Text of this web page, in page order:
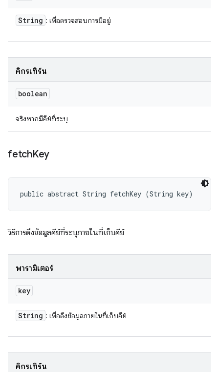
String : เพื่อตรวจสอบการมีอยู่
คิกรีเทิร์น
boolean
จริงหากมีคีย์ที่ระบุ
fetchKey
public abstract String fetchKey (String key)
วิธีการดึงข้อมูลคีย์ที่ระบุภายในที่เก็บคีย์
พารามิเตอร์
key
String : เพื่อดึงข้อมูลภายในที่เก็บคีย์
คิกรีเทิร์น